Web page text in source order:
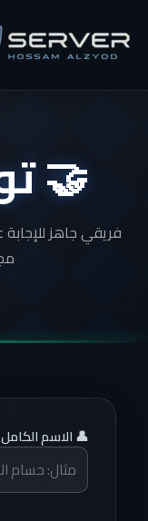
🤝
فريقي جاهز
👤 الاسم الكامل